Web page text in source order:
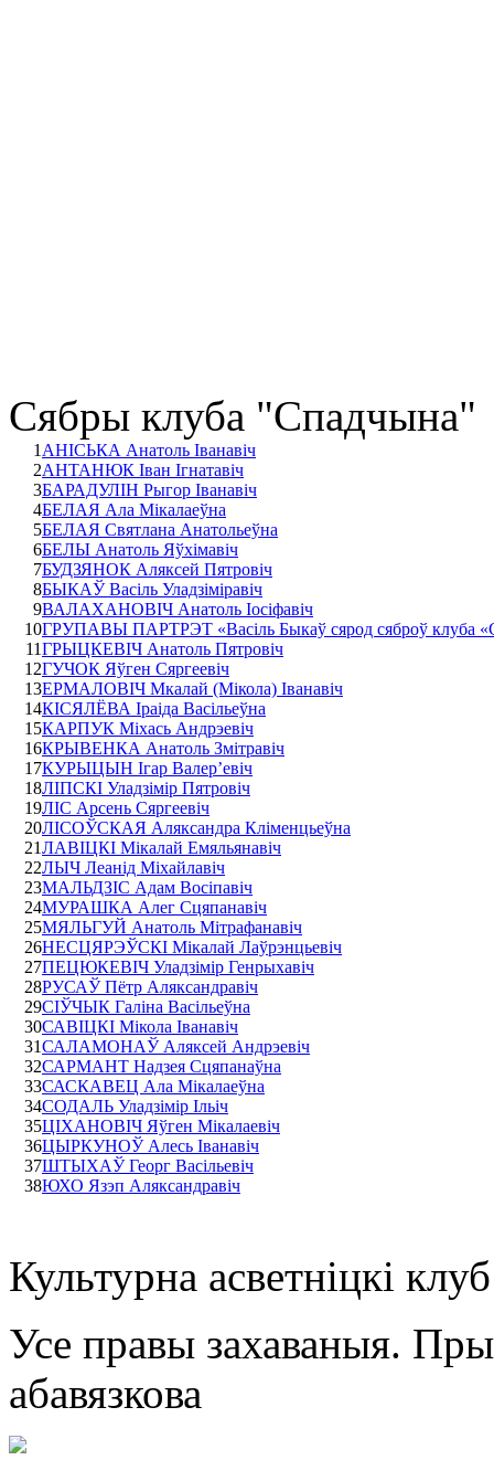
Сябры клуба "Спадчына"
1 АНІСЬКА Анатоль Іванавіч
2АНТАНЮК Іван Ігнатавіч
3БАРАДУЛІН Рыгор Іванавіч
4БЕЛАЯ Ала Мікалаеўна
5БЕЛАЯ Святлана Анатольеўна
6БЕЛЫ Анатоль Яўхімавіч
7БУДЗЯНОК Аляксей Пятровіч
8БЫКАЎ Васіль Уладзіміравіч
9ВАЛАХАНОВІЧ Анатоль Іосіфавіч
10ГРУПАВЫ ПАРТРЭТ «Васіль Быкаў сярод сяброў клуба
11ГРЫЦКЕВІЧ Анатоль Пятровіч
12ГУЧОК Яўген Сяргеевіч
13ЕРМАЛОВІЧ Мкалай (Мікола) Іванавіч
14КІСЯЛЁВА Іраіда Васільеўна
15КАРПУК Міхась Андрэевіч
16КРЫВЕНКА Анатоль Змітравіч
17КУРЫЦЫН Ігар Валер’евіч
18ЛІПСКІ Уладзімір Пятровіч
19ЛІС Арсень Сяргеевіч
20ЛІСОЎСКАЯ Аляксандра Кліменцьеўна
21ЛАВІЦКІ Мікалай Емяльянавіч
22ЛЫЧ Леанід Міхайлавіч
23МАЛЬДЗІС Адам Восіпавіч
24МУРАШКА Алег Сцяпанавіч
25МЯЛЬГУЙ Анатоль Мітрафанавіч
26НЕСЦЯРЭЎСКІ Мікалай Лаўрэнцьевіч
27ПЕЦЮКЕВІЧ Уладзімір Генрыхавіч
28РУСАЎ Пётр Аляксандравіч
29СІЎЧЫК Галіна Васільеўна
30САВІЦКІ Мікола Іванавіч
31САЛАМОНАЎ Аляксей Андрэевіч
32САРМАНТ Надзея Сцяпанаўна
33САСКАВЕЦ Ала Мікалаеўна
34СОДАЛЬ Уладзімір Ільіч
35ЦІХАНОВІЧ Яўген Мікалаевіч
36ЦЫРКУНОЎ Алесь Іванавіч
37ШТЫХАЎ Георг Васільевіч
38ЮХО Язэп Аляксандравіч
Культурна асветнiцкi
Усе правы захаваныя.
абавязкова